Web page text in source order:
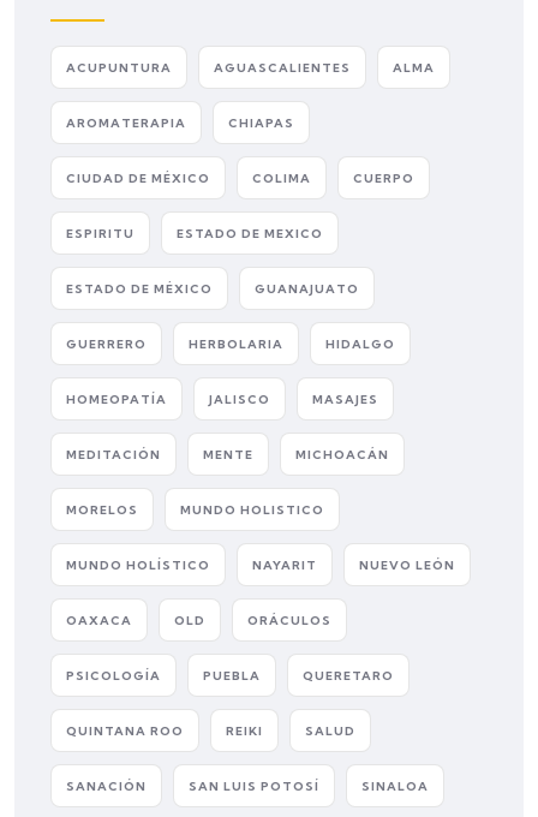
ACUPUNTURA AGUASCALIENTES ALMA
AROMATERAPIA CHIAPAS
CIUDAD DE MÉXICO COLIMA CUERPO
ESPIRITU ESTADO DE MEXICO
ESTADO DE MÉXICO GUANAJUATO
GUERRERO HERBOLARIA HIDALGO
HOMEOPATÍA JALISCO MASAJES
MEDITACIÓN MENTE MICHOACÁN
MORELOS MUNDO HOLISTICO
MUNDO HOLÍSTICO NAYARIT NUEVO LEÓN
OAXACA OLD ORÁCULOS
PSICOLOGÍA PUEBLA QUERETARO
QUINTANA ROO REIKI SALUD
SANACIÓN SAN LUIS POTOSÍ SINALOA